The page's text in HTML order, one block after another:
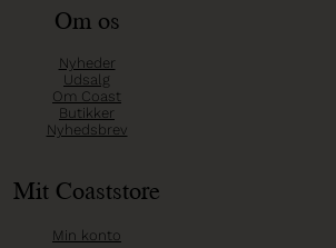
Om os
Nyheder
Udsalg
Om Coast
Butikker
Nyhedsbrev
Mit Coaststore
Min konto